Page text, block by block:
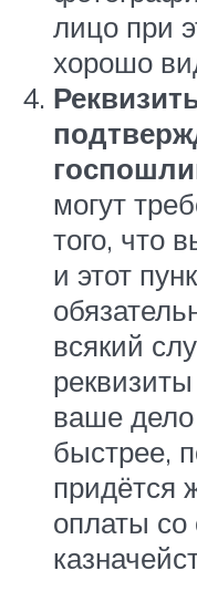
лицо при
хорошо
могут
того, что
и этот
всякий
ваше дело
быстрее,
придётся
оплаты со